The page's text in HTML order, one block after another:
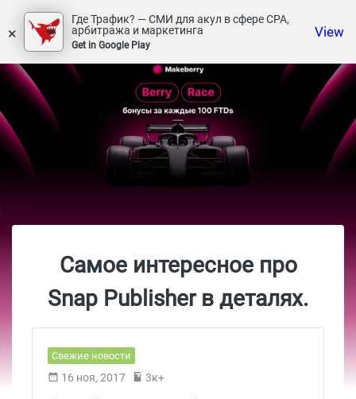
×
Где Трафик? — СМИ для акул в сфере СРА,
арбитража и маркетинга
Get in Google Play
View
Самое интересное про
Snap Publisher в деталях.
Свежие новости
16 ноя, 2017 3к+